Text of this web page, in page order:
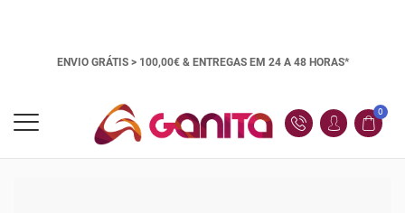
ENVIO GRÁTIS > 100,00€ & ENTREGAS EM 24 A 48 HORAS*
0